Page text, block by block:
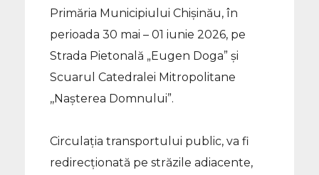
Primăria Municipiului Chișinău, în
perioada 30 mai – 01 iunie 2026, pe
Strada Pietonală „Eugen Doga” și
Scuarul Catedralei Mitropolitane
,,Nașterea Domnului”.
Circulația transportului public, va fi
redirecționată pe străzile adiacente,